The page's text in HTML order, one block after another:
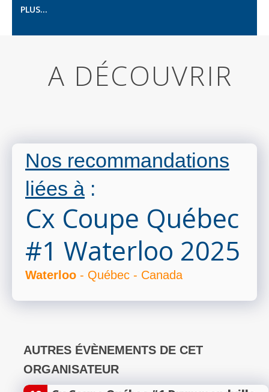
PLUS...
A DÉCOUVRIR
Nos recommandations
liées à :
Cx Coupe Québec
#1 Waterloo 2025
Waterloo - Québec - Canada
AUTRES ÉVÈNEMENTS DE CET
ORGANISATEUR